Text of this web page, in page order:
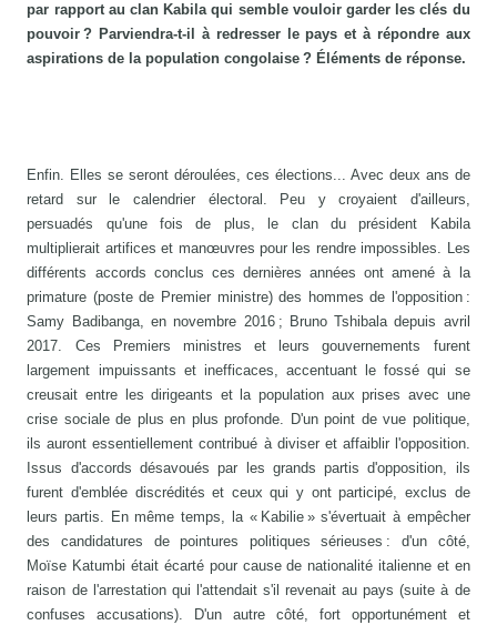
par rapport au clan Kabila qui semble vouloir garder les clés du
pouvoir ? Parviendra-t-il à redresser le pays et à répondre aux
aspirations de la population congolaise ? Éléments de réponse.
Enfin. Elles se seront déroulées, ces élections... Avec deux ans de
retard sur le calendrier électoral. Peu y croyaient d'ailleurs,
persuadés qu'une fois de plus, le clan du président Kabila
multiplierait artifices et manœuvres pour les rendre impossibles. Les
différents accords conclus ces dernières années ont amené à la
primature (poste de Premier ministre) des hommes de l'opposition :
Samy Badibanga, en novembre 2016 ; Bruno Tshibala depuis avril
2017. Ces Premiers ministres et leurs gouvernements furent
largement impuissants et inefficaces, accentuant le fossé qui se
creusait entre les dirigeants et la population aux prises avec une
crise sociale de plus en plus profonde. D'un point de vue politique,
ils auront essentiellement contribué à diviser et affaiblir l'opposition.
Issus d'accords désavoués par les grands partis d'opposition, ils
furent d'emblée discrédités et ceux qui y ont participé, exclus de
leurs partis. En même temps, la « Kabilie » s'évertuait à empêcher
des candidatures de pointures politiques sérieuses : d'un côté,
Moïse Katumbi était écarté pour cause de nationalité italienne et en
raison de l'arrestation qui l'attendait s'il revenait au pays (suite à de
confuses accusations). D'un autre côté, fort opportunément et